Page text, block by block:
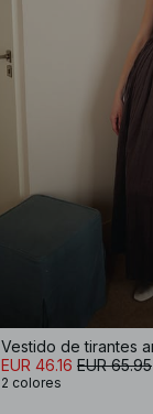
EUR 46.16 EUR 65.95
2 colores